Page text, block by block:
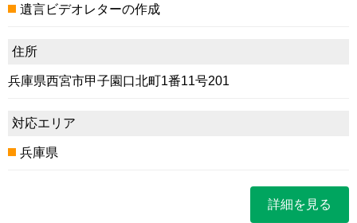
遺言ビデオレターの作成
住所
兵庫県西宮市甲子園口北町1番11号201
対応エリア
兵庫県
詳細を見る